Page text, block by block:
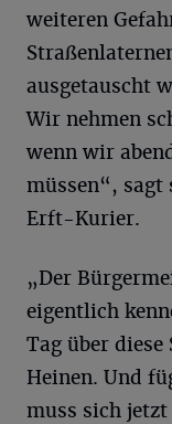
weiteren
ausgetauscht
Wir nehmen
wenn wir
müssen“,
Erft-Kurier.
„Der
eigentlich
Tag über
Heinen. Und
muss sich